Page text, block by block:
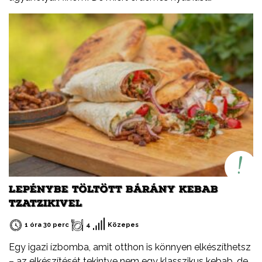
fogyasztani? Természetesen sovány, fehérjében
gazdag, alacsony zsírtartalmú hús. Könnyen
emészthető. Kiváló alternatíva más húsfélék helyett,
változatosan és egyszerűen elkészíthető.
LEPÉNYBE TÖLTÖTT BÁRÁNY KEBAB
TZATZIKIVEL
1 óra 30 perc 4 Közepes
Egy igazi ízbomba, amit otthon is könnyen elkészíthetsz